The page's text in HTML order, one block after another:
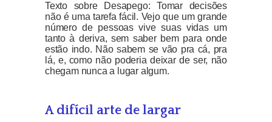
Texto sobre Desapego: Tomar decisões
não é uma tarefa fácil. Vejo que um grande
número de pessoas vive suas vidas um
tanto à deriva, sem saber bem para onde
estão indo. Não sabem se vão pra cá, pra
lá, e, como não poderia deixar de ser, não
chegam nunca a lugar algum.
A difícil arte de largar